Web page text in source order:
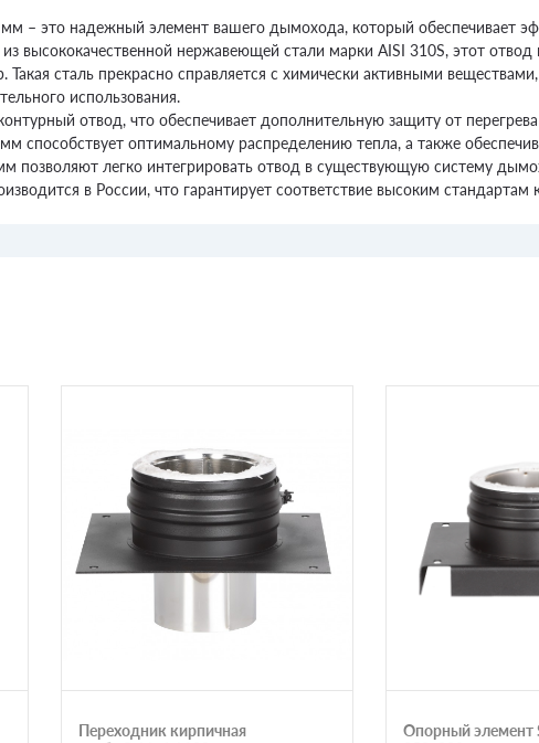
– это надежный элемент вашего дымохода, который обеспечивает
высококачественной нержавеющей стали марки AISI 310S, этот
Такая сталь прекрасно справляется с химически активными
использования.
отвод, что обеспечивает дополнительную защиту от
способствует оптимальному распределению тепла, а также
легко интегрировать отвод в существующую систему
в России, что гарантирует соответствие высоким стандартам
Переходник кирпичная
Опорный элемент